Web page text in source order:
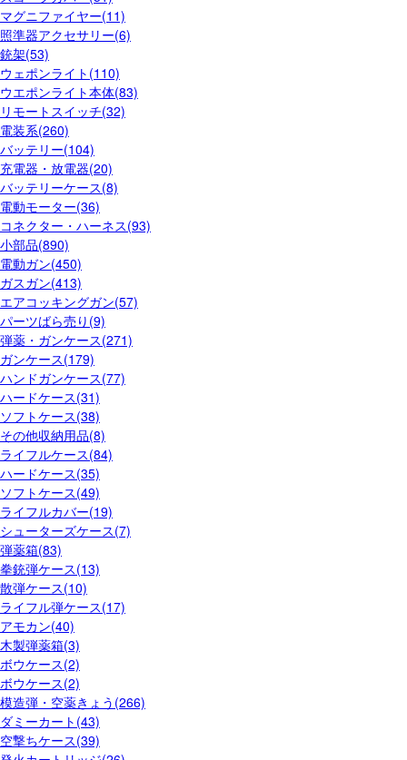
マグニファイヤー(11)
照準器アクセサリー(6)
銃架(53)
ウェポンライト(110)
ウエポンライト本体(83)
リモートスイッチ(32)
電装系(260)
バッテリー(104)
充電器・放電器(20)
バッテリーケース(8)
電動モーター(36)
コネクター・ハーネス(93)
小部品(890)
電動ガン(450)
ガスガン(413)
エアコッキングガン(57)
パーツばら売り(9)
弾薬・ガンケース(271)
ガンケース(179)
ハンドガンケース(77)
ハードケース(31)
ソフトケース(38)
その他収納用品(8)
ライフルケース(84)
ハードケース(35)
ソフトケース(49)
ライフルカバー(19)
シューターズケース(7)
弾薬箱(83)
拳銃弾ケース(13)
散弾ケース(10)
ライフル弾ケース(17)
アモカン(40)
木製弾薬箱(3)
ボウケース(2)
ボウケース(2)
模造弾・空薬きょう(266)
ダミーカート(43)
空撃ちケース(39)